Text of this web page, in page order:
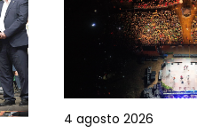
4 agosto 2026